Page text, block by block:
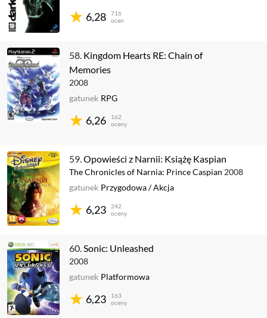
6,28
716
ocen
58. Kingdom Hearts RE: Chain of
Memories
2008
6,26
162
oceny
gatunek RPG
59.Opowieści z Narnii: Książę Kaspian
The Chronicles of Narnia: Prince Caspian 2008
6,23
242
oceny
gatunek Przygodowa/Akcja
60.Sonic: Unleashed
2008
6,23
163
oceny
gatunek Platformowa